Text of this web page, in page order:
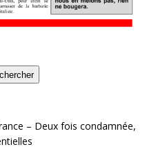
– Deux fois condamnée,